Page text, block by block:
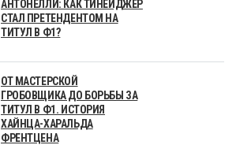
АНТОНЕЛЛИ: КАК ТИНЕЙДЖЕР
СТАЛ ПРЕТЕНДЕНТОМ НА
ТИТУЛ В Ф1?
ОТ МАСТЕРСКОЙ
ГРОБОВЩИКА ДО БОРЬБЫ ЗА
ТИТУЛ В Ф1. ИСТОРИЯ
ХАЙНЦА-ХАРАЛЬДА
ФРЕНТЦЕНА